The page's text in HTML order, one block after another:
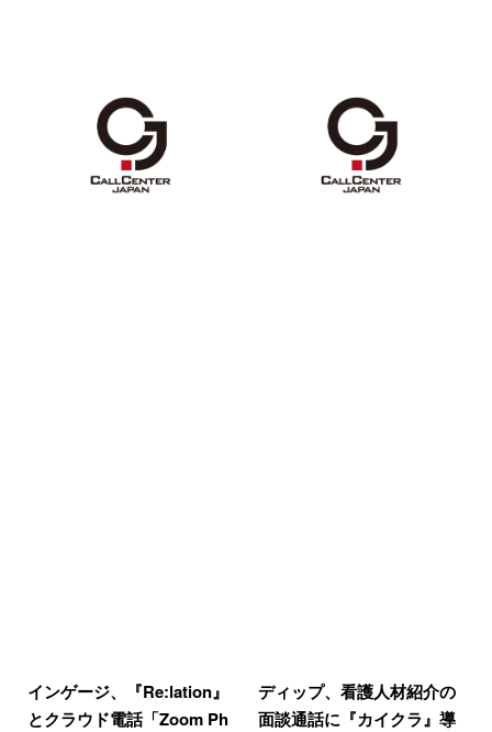
インゲージ、『Re:lation』
とクラウド電話「Zoom Ph
ディップ、看護人材紹介の
面談通話に『カイクラ』導